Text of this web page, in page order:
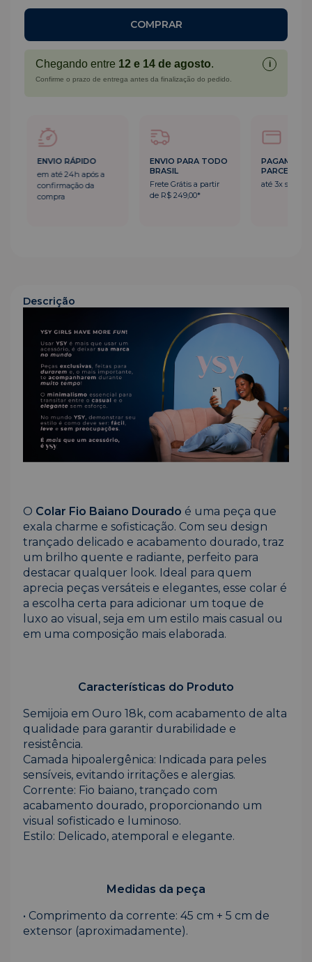
Chegando entre 12 e 14 de agosto. i
Confirme o prazo de entrega antes da finalização do pedido.
ENVIO RÁPIDO
em até 24h após a
confirmação da
compra
ENVIO PARA TODO
BRASIL
Frete Grátis a partir
de R$ 249,00*
PARCELADO
até 3x sem
Descrição
O Colar Fio Baiano Dourado é uma peça que
exala charme e sofisticação. Com seu design
trançado delicado e acabamento dourado, traz
um brilho quente e radiante, perfeito para
destacar qualquer look. Ideal para quem
aprecia peças versáteis e elegantes, esse colar é
a escolha certa para adicionar um toque de
luxo ao visual, seja em um estilo mais casual ou
em uma composição mais elaborada.
Características do Produto
Semijoia em Ouro 18k, com acabamento de alta
qualidade para garantir durabilidade e
resistência.
Camada hipoalergênica: Indicada para peles
sensíveis, evitando irritações e alergias.
Corrente: Fio baiano, trançado com
acabamento dourado, proporcionando um
visual sofisticado e luminoso.
Estilo: Delicado, atemporal e elegante.
Medidas da peça
• Comprimento da corrente: 45 cm + 5 cm de
extensor (aproximadamente).